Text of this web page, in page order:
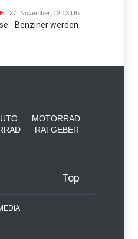
27. November, 12:13 Uhr
- Benziner werden
MOTORRAD
RATGEBER
Top